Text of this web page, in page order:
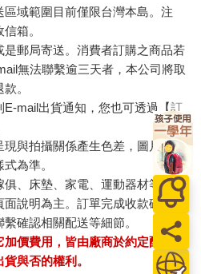
域範圍目前僅限台灣本島。注
箱。
郵局寄送。消費者訂購之商品若
無法聯繫逾三天者，本公司將取
。
mail出貨通知，您也可透過【訂
現與拍攝關係產生色差，圖片僅供
為準。
、床墊、家電、運動器材等）及
面說明為主。訂單完成收款確認
確認相關配送等細節。
價費用，皆由廠商於約定配送時
與否的權利。